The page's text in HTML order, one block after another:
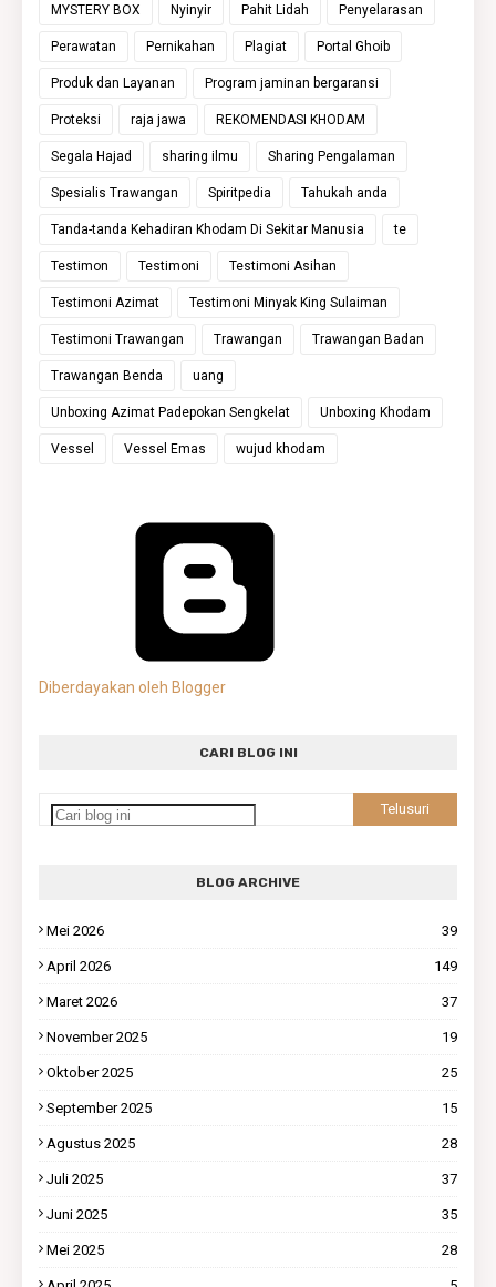
MYSTERY BOX Nyinyir Pahit Lidah Penyelarasan
Perawatan Pernikahan Plagiat Portal Ghoib
Produk dan Layanan Program jaminan bergaransi
Proteksi raja jawa REKOMENDASI KHODAM
Segala Hajad sharing ilmu Sharing Pengalaman
Spesialis Trawangan Spiritpedia Tahukah anda
Tanda-tanda Kehadiran Khodam Di Sekitar Manusia te
Testimon Testimoni Testimoni Asihan
Testimoni Azimat Testimoni Minyak King Sulaiman
Testimoni Trawangan Trawangan Trawangan Badan
Trawangan Benda uang
Unboxing Azimat Padepokan Sengkelat Unboxing Khodam
Vessel Vessel Emas wujud khodam
Diberdayakan oleh Blogger
CARI BLOG INI
BLOG ARCHIVE
Mei 2026 39
April 2026 149
Maret 2026 37
November 2025 19
Oktober 2025 25
September 2025 15
Agustus 2025 28
Juli 2025 37
Juni 2025 35
Mei 2025 28